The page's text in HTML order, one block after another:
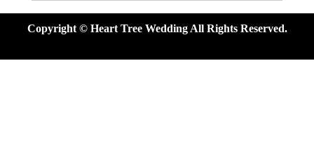
Copyright © Heart Tree Wedding All Rights Reserved.